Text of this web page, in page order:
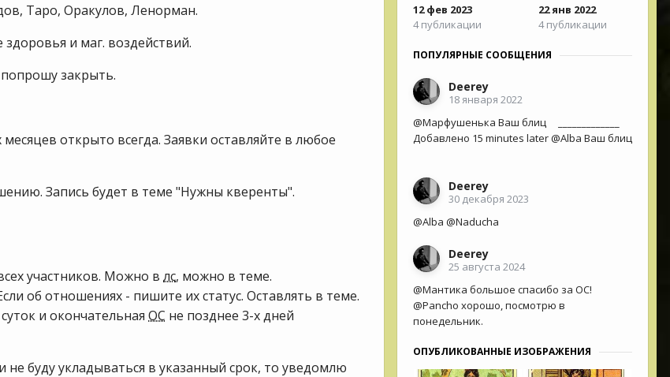
Таро, Оракулов, Ленорман.
и маг. воздействий.
попрошу закрыть.
открыто всегда. Заявки оставляйте в любое
Запись будет в теме "Нужны кверенты".
участников. Можно в лс, можно в теме.
об отношениях - пишите их статус. Оставлять в теме.
и окончательная ОС не позднее 3-х дней
не буду укладываться в указанный срок, то уведомлю
12 фев 2023
4 публикации
22 янв 2022
4 публикации
ПОПУЛЯРНЫЕ СООБЩЕНИЯ
Deerey
18 января 2022
@Марфушенька Ваш блиц _____________
Добавлено 15 minutes later @Alba Ваш блиц
Deerey
30 декабря 2023
@Alba @Naducha
Deerey
25 августа 2024
@Мантика большое спасибо за ОС!
@Pancho хорошо, посмотрю в
понедельник.
ОПУБЛИКОВАННЫЕ ИЗОБРАЖЕНИЯ